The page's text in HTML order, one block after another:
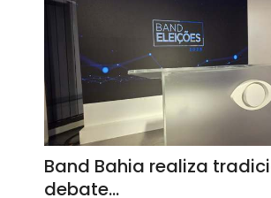
Band Bahia realiza
debate…